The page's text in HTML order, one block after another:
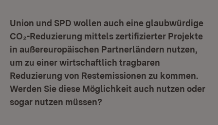
Union und SPD wollen auch eine glaubwürdige
CO₂-Reduzierung mittels zertifizierter Projekte
in außereuropäischen Partnerländern nutzen,
um zu einer wirtschaftlich tragbaren
Reduzierung von Restemissionen zu kommen.
Werden Sie diese Möglichkeit auch nutzen oder
sogar nutzen müssen?